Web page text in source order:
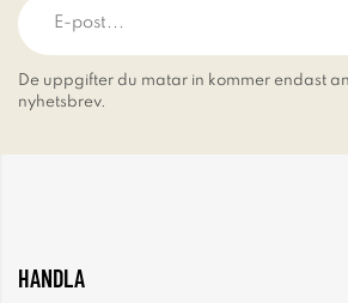
De uppgifter du matar in kommer endast
nyhetsbrev.
HANDLA